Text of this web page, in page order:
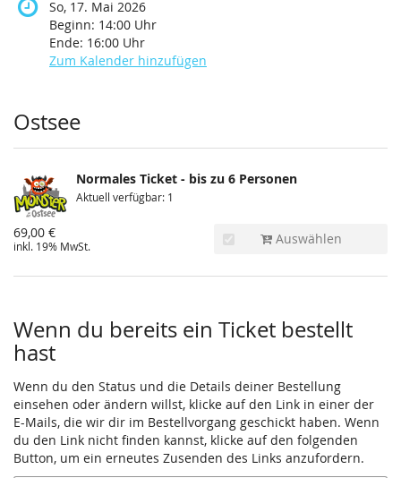
So, 17. Mai 2026
Beginn: 14:00 Uhr
Ende: 16:00 Uhr
Zum Kalender hinzufügen
Produkte
Ostsee
Normales Ticket - bis zu 6 Personen
Aktuell verfügbar: 1
69,00 €
inkl. 19% MwSt. Auswählen
Wenn du bereits ein Ticket bestellt
hast
Wenn du den Status und die Details deiner Bestellung
einsehen oder ändern willst, klicke auf den Link in einer der
E-Mails, die wir dir im Bestellvorgang geschickt haben. Wenn
du den Link nicht finden kannst, klicke auf den folgenden
Button, um ein erneutes Zusenden des Links anzufordern.